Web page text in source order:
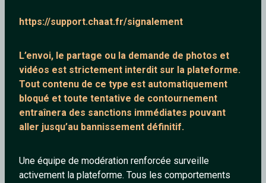
https://support.chaat.fr/signalement
L’envoi, le partage ou la demande de photos et
vidéos est strictement interdit sur la plateforme.
Tout contenu de ce type est automatiquement
bloqué et toute tentative de contournement
entraînera des sanctions immédiates pouvant
aller jusqu’au bannissement définitif.
Une équipe de modération renforcée surveille
activement la plateforme. Tous les comportements
Rano
Sensible74
90 ans
Blushboss
34 ans